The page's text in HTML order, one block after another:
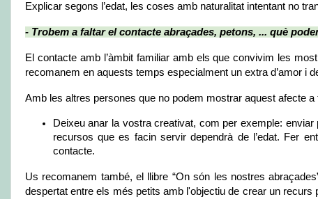
Explicar segons l’edat, les coses amb naturalitat intentant no
- Trobem a faltar el contacte abraçades, petons, ... què
El contacte amb l’àmbit familiar amb els que convivim les
recomanem en aquests temps especialment un extra d’amor i
Amb les altres persones que no podem mostrar aquest afecte
Deixeu anar la vostra creativat, com per exemple:
recursos que es facin servir dependrà de l’edat. Fer
contacte.
Us recomanem també, el llibre “On són les nostres
despertat entre els més petits amb l'objectiu de crear un